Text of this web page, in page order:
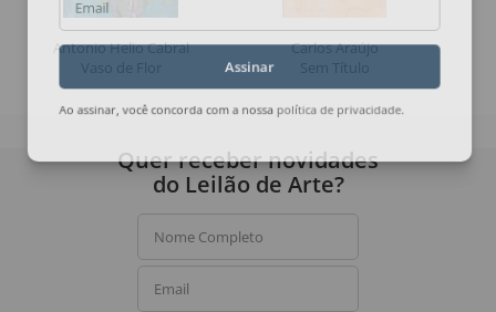
Antonio Helio Cabral
Vaso de Flor
Carlos Araújo
Sem Título
Email
Assinar
Ao assinar, você concorda com a nossapolítica de privacidade
Quer receber novidades
do Leilão de Arte?
Nome Completo
Email